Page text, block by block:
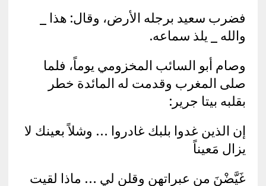
فضرب سعيد برجله الأرض، وقال: هذا _
والله _ يلذ سماعه.
وصام أبو السائب المخزومي يوماً، فلما
صلى المغرب وقدمت له المائدة خطر
بقلبه بيتا جرير:
إن الذين غدوا بلبك غادروا … وشلاً بعينك لا
يزال مَعيناً
غَيَّضْنَ من عبراتهن وقلن لي … ماذا لقيت